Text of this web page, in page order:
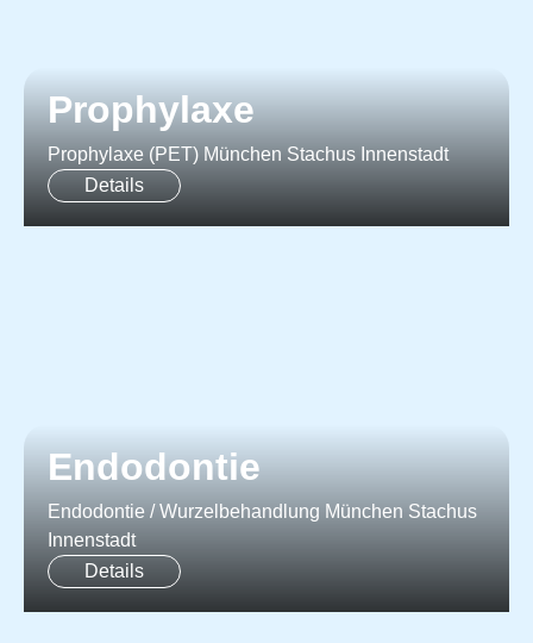
Prophylaxe
Prophylaxe (PET) München Stachus Innenstadt
Details
Endodontie
Endodontie / Wurzelbehandlung München Stachus
Innenstadt
Details